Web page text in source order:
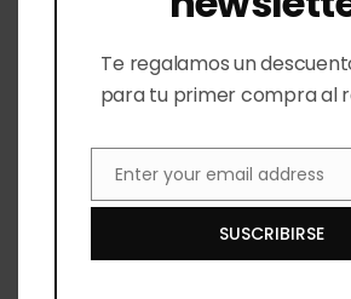
14:00
Av. León Nte. 1007 A,
Te regalamos un
para tu primer compra al
EmailEnter your email address
SUSCRIBIRSE